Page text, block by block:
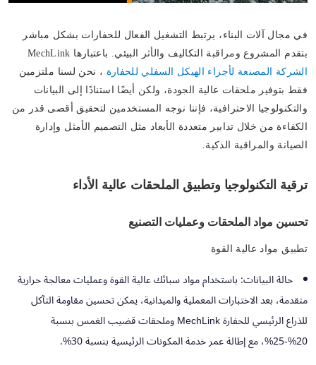
في مجال آلات البناء، يرتبط التشغيل الفعال للحفارات بشكل مباشر
بتقدم المشروع ومراقبة التكاليف والأثر البيئي. باعتبارها MechLink
الشركة المصنعة لأجزاء الهيكل السفلي للحفارة ، نحن لسنا ملتزمين
فقط بتوفير ملحقات عالية الجودة، ولكن أيضًا استنادًا إلى البيانات
والتكنولوجيا الاحترافية، فإننا نوجه المستخدمين لتحقيق أقصى قدر من
الكفاءة من خلال تدابير متعددة الأبعاد مثل التصميم الأمثل وإدارة
الصيانة والمراقبة الذكية.
ترقية التكنولوجيا وتطبيق الملحقات عالية الأداء
تحسين مواد الملحقات وعمليات التصنيع
تطبيق مواد عالية القوة
حالة البيانات: باستخدام مواد سبائك عالية القوة وعمليات معالجة حرارية
متقدمة، بعد الاختبارات المعملية والميدانية، يمكن تحسين مقاومة التآكل
للذراع الرئيسي للحفارة MechLink وملحقات قضيب الغمس بنسبة
20%-25%، مع إطالة عمر خدمة المكونات الرئيسية بنسبة 30%.